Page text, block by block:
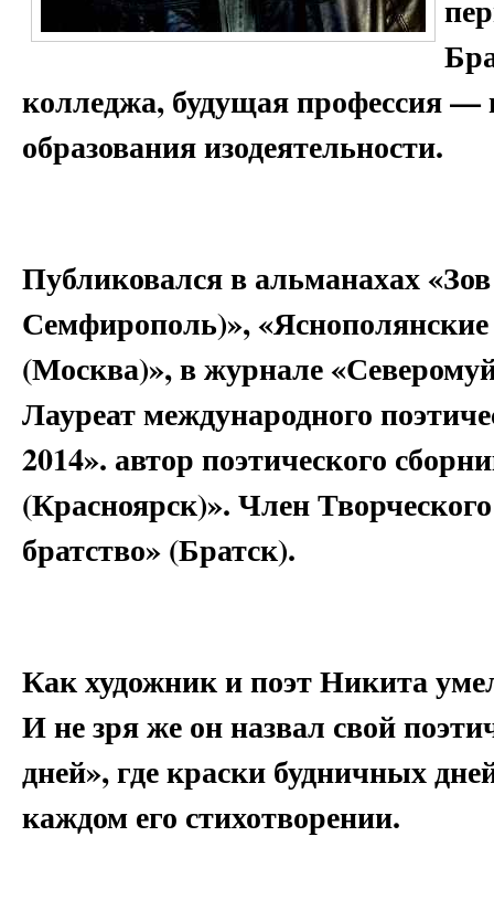
колледжа, будущая профессия —
образования изодеятельности.
Публиковался в альманахах
Семфирополь)», «Яснополянские
(Москва)», в журнале
Лауреат международного
2014». автор поэтического
(Красноярск)». Член
братство» (Братск).
Как художник и поэт Никита
И не зря же он назвал свой
дней», где краски будничных
каждом его стихотворении.